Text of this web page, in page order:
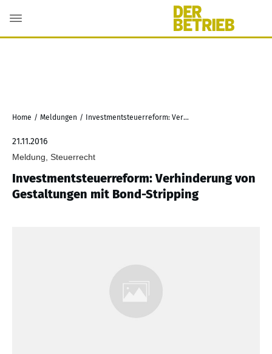
Home / Meldungen / Investmentsteuerreform: Verhinderung von Gestaltungen mit Bond-Stripping
21.11.2016
Meldung, Steuerrecht
Investmentsteuerreform: Verhinderung von
Gestaltungen mit Bond-Stripping